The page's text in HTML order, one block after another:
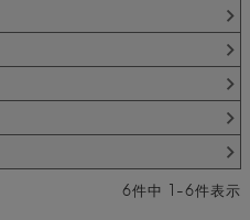
6件中 1 -6件表示